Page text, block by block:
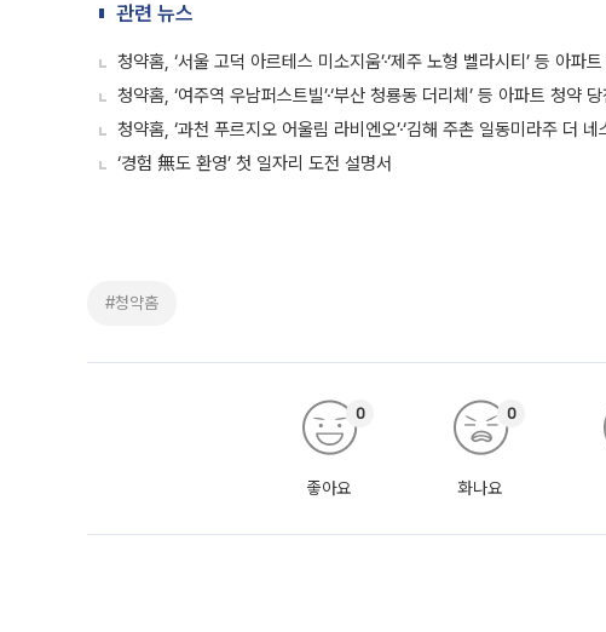
관련 뉴스
청약홈, ‘서울 고덕 아르테스 미소지움’·‘제주 노형 벨라시티’ 등 아파
청약홈, ‘여주역 우남퍼스트빌’·‘부산 청룡동 더리체’ 등 아파트 청약
청약홈, ‘과천 푸르지오 어울림 라비엔오’·‘김해 주촌 일동미라주 더
‘경험 無도 환영’ 첫 일자리 도전 설명서
#청약홈
좋아요
0
화나요
0